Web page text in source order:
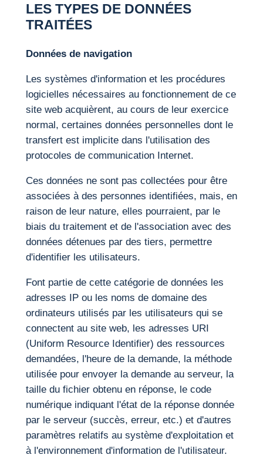
LES TYPES DE DONNÉES
TRAITÉES
Données de navigation
Les systèmes d'information et les procédures
logicielles nécessaires au fonctionnement de ce
site web acquièrent, au cours de leur exercice
normal, certaines données personnelles dont le
transfert est implicite dans l'utilisation des
protocoles de communication Internet.
Ces données ne sont pas collectées pour être
associées à des personnes identifiées, mais, en
raison de leur nature, elles pourraient, par le
biais du traitement et de l'association avec des
données détenues par des tiers, permettre
d'identifier les utilisateurs.
Font partie de cette catégorie de données les
adresses IP ou les noms de domaine des
ordinateurs utilisés par les utilisateurs qui se
connectent au site web, les adresses URI
(Uniform Resource Identifier) des ressources
demandées, l'heure de la demande, la méthode
utilisée pour envoyer la demande au serveur, la
taille du fichier obtenu en réponse, le code
numérique indiquant l'état de la réponse donnée
par le serveur (succès, erreur, etc.) et d'autres
paramètres relatifs au système d'exploitation et
à l'environnement d'information de l'utilisateur.